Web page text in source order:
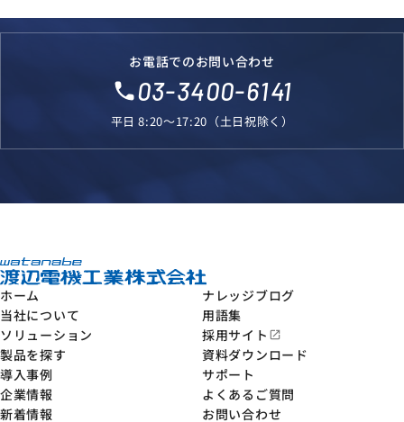
お電話でのお問い合わせ
local_phone03-3400-6141
平日 8:20～17:20（土日祝除く）
ホーム
当社について
ソリューション
製品を探す
導入事例
企業情報
新着情報
ナレッジブログ
用語集
採用サイト open_in_new
資料ダウンロード
サポート
よくあるご質問
お問い合わせ